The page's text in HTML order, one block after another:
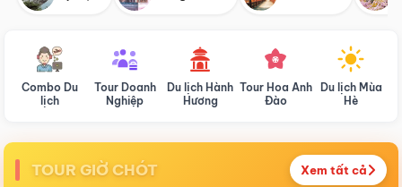
Combo Du
lịch
Tour Doanh
Nghiệp
Du lịch Hành
Hương
Tour Hoa Anh
Đào
Du lịch Mùa
Hè
TOUR GIỜ CHÓT Xem tất cả
Điểm nổi bật